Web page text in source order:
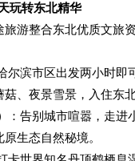
玩转东北精华
整合东北优质文旅
尔滨市区出发两小时
、夜景雪景，入住东
：告别城市喧嚣，走
生态自然秘境。